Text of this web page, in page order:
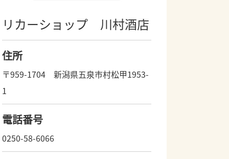
リカーショップ 川村酒店
住所
〒959-1704 新潟県五泉市村松甲1953-
1
電話番号
0250-58-6066